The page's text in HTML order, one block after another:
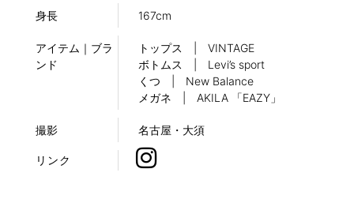
身長 167cm
アイテム｜ブラ
ンド
トップス | VINTAGE
ボトムス | Levi’s sport
くつ | New Balance
メガネ | AKILA 「EAZY」
撮影 名古屋・大須
リンク